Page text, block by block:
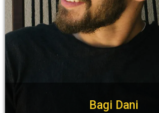
Bagi Dani